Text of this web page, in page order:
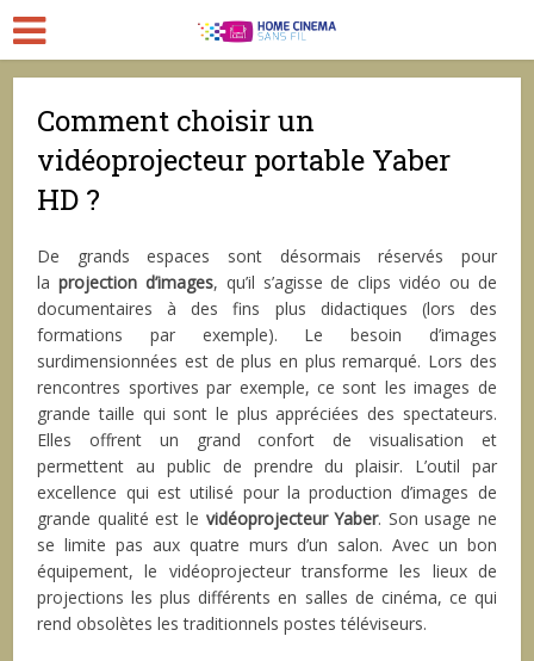
Comment choisir un
vidéoprojecteur portable Yaber
HD ?
De grands espaces sont désormais réservés pour
la projection d’images, qu’il s’agisse de clips vidéo ou de
documentaires à des fins plus didactiques (lors des
formations par exemple). Le besoin d’images
surdimensionnées est de plus en plus remarqué. Lors des
rencontres sportives par exemple, ce sont les images de
grande taille qui sont le plus appréciées des spectateurs.
Elles offrent un grand confort de visualisation et
permettent au public de prendre du plaisir. L’outil par
excellence qui est utilisé pour la production d’images de
grande qualité est le vidéoprojecteur Yaber. Son usage ne
se limite pas aux quatre murs d’un salon. Avec un bon
équipement, le vidéoprojecteur transforme les lieux de
projections les plus différents en salles de cinéma, ce qui
rend obsolètes les traditionnels postes téléviseurs.